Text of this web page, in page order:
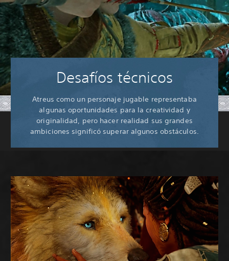
Desafíos técnicos
Atreus como un personaje jugable representaba
algunas oportunidades para la creatividad y
originalidad, pero hacer realidad sus grandes
ambiciones significó superar algunos obstáculos.